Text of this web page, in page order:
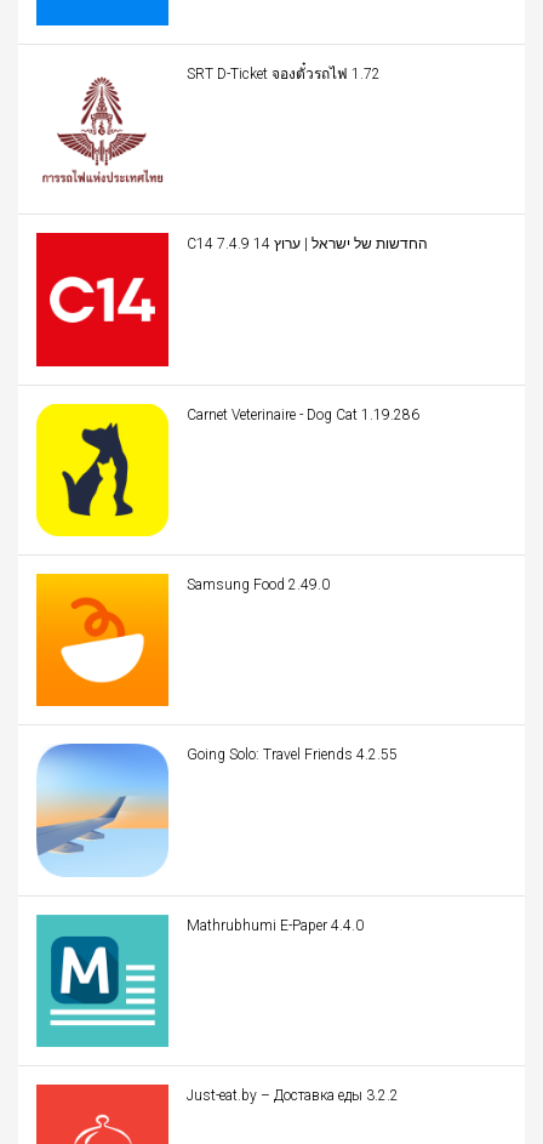
SRT D-Ticket จองตั๋วรถไฟ 1.72
C14 החדשות של ישראל | ערוץ 14 7.4.9
Carnet Veterinaire - Dog Cat 1.19.286
Samsung Food 2.49.0
Going Solo: Travel Friends 4.2.55
Mathrubhumi E-Paper 4.4.0
Just-eat.by – Доставка еды 3.2.2